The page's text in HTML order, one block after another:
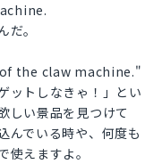
。
the claw machine."
ットしなきゃ！」とい
しい景品を見つけて
んでいる時や、何度も
えますよ。